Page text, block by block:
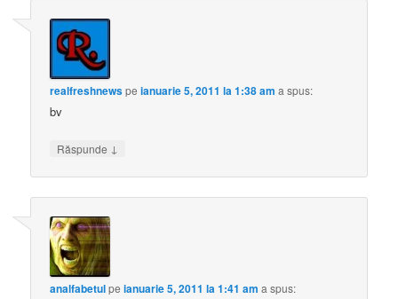
realfreshnewspeianuarie 5, 2011 la 1:38 am a spus:
bv
Răspunde ↓
analfabetulpeianuarie 5, 2011 la 1:41 am a spus: